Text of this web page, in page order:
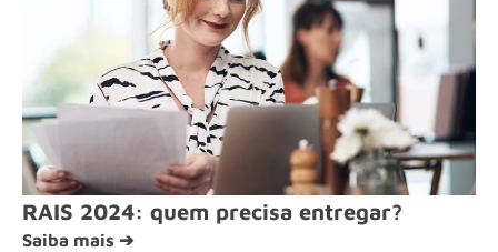
RAIS 2024: quem precisa entregar?
Saiba mais ➔